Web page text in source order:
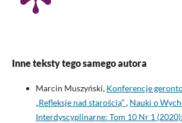
Inne teksty tego samego autora
Marcin Muszyński, Konferencje
„Refleksje nad starością”, Nauki o
Interdyscyplinarne: Tom 10 Nr 1